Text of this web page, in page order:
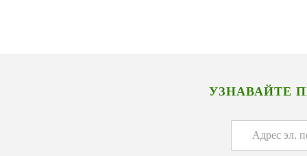
УЗНАВАЙТЕ